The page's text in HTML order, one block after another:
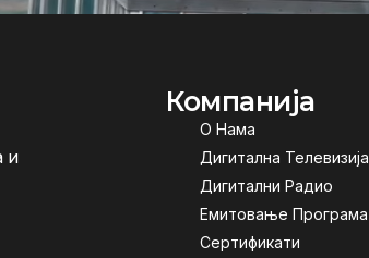
и
Компанија
О Нама
Дигитална Телевизија
Дигитални Радио
Емитовање Програма
Сертификати